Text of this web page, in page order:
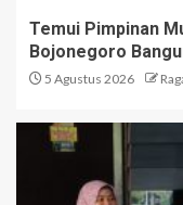
Temui Pimpinan
Bojonegoro
5 Agustus 2026